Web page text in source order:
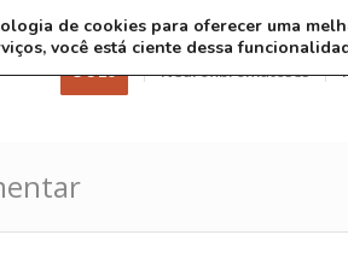
3 8 26 Neurofibromatoses
de cookies para oferecer uma
você está ciente dessa